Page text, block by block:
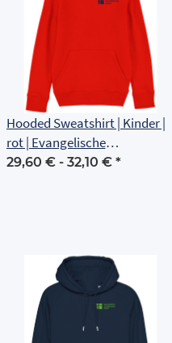
Hooded Sweatshirt | Kinder |
rot | Evangelische
Grundschule Erfurt
29,60 € - 32,10 € *